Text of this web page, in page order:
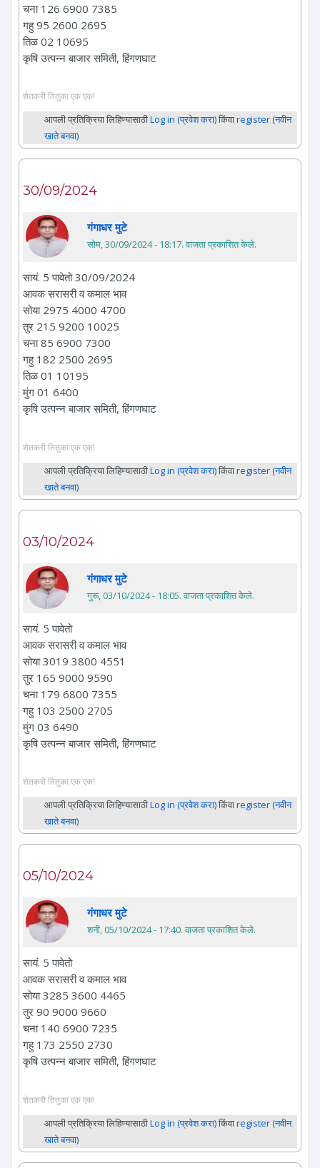
चना 126 6900 7385
गहु 95 2600 2695
तिळ 02 10695
कृषि उत्पन्न बाजार समिती, हिंगणघाट
शेतकरी तितुका एक एक!
आपली प्रतिक्रिया लिहिण्यासाठीLog in (प्रवेश करा)किंवाregister (नवीन
खाते बनवा)
30/09/2024
गंगाधर मुटे
सोम, 30/09/2024 - 18:17. वाजता प्रकाशित केले.
सायं. 5 पावेतो 30/09/2024
आवक सरासरी व कमाल भाव
सोया 2975 4000 4700
तुर 215 9200 10025
चना 85 6900 7300
गहु 182 2500 2695
तिळ 01 10195
मुंग 01 6400
कृषि उत्पन्न बाजार समिती, हिंगणघाट
शेतकरी तितुका एक एक!
आपली प्रतिक्रिया लिहिण्यासाठीLog in (प्रवेश करा)किंवाregister (नवीन
खाते बनवा)
03/10/2024
गंगाधर मुटे
गुरू, 03/10/2024 - 18:05. वाजता प्रकाशित केले.
सायं. 5 पावेतो
आवक सरासरी व कमाल भाव
सोया 3019 3800 4551
तुर 165 9000 9590
चना 179 6800 7355
गहु 103 2500 2705
मुंग 03 6490
कृषि उत्पन्न बाजार समिती, हिंगणघाट
शेतकरी तितुका एक एक!
आपली प्रतिक्रिया लिहिण्यासाठीLog in (प्रवेश करा)किंवाregister (नवीन
खाते बनवा)
05/10/2024
गंगाधर मुटे
शनी, 05/10/2024 - 17:40. वाजता प्रकाशित केले.
सायं. 5 पावेतो
आवक सरासरी व कमाल भाव
सोया 3285 3600 4465
तुर 90 9000 9660
चना 140 6900 7235
गहु 173 2550 2730
कृषि उत्पन्न बाजार समिती, हिंगणघाट
शेतकरी तितुका एक एक!
आपली प्रतिक्रिया लिहिण्यासाठीLog in (प्रवेश करा)किंवाregister (नवीन
खाते बनवा)